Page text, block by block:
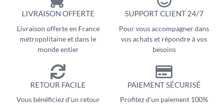
LIVRAISON OFFERTE
Livraison offerte en France
métropolitaine et dans le
monde entier
SUPPORT CLIENT 24/7
Pour vous accompagner dans
vos achats et répondre à vos
besoins
RETOUR FACILE
Vous bénéficiez d'un retour
PAIEMENT SÉCURISÉ
Profitez d'un paiement 100%